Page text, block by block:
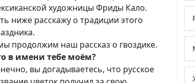
художницы Фриды Кало.
ниже расскажу о традиции этого
продолжим наш рассказ о гвоздике.
в имени тебе моём?
вы догадываетесь, что русское